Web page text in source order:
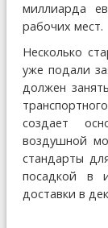
миллиарда
рабочих мест.
Несколько
уже подали
должен
создает
воздушной
стандарты
посадкой в
доставки в